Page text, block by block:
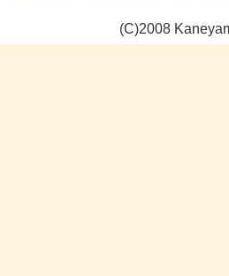
(C)2008